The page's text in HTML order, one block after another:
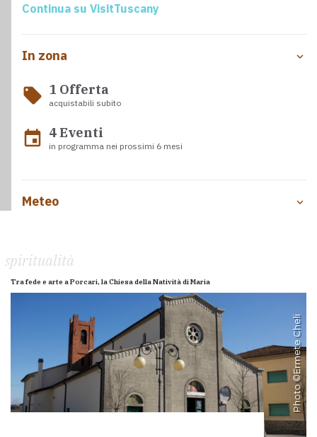
Continua su VisitTuscany
In zona
local_offer 1 Offerta
acquistabili subito
event 4 Eventi
in programma nei prossimi 6 mesi
Meteo
spiritualità
Tra fede e arte a Porcari, la Chiesa della Natività di Maria
Photo ©
Ermete Cheli